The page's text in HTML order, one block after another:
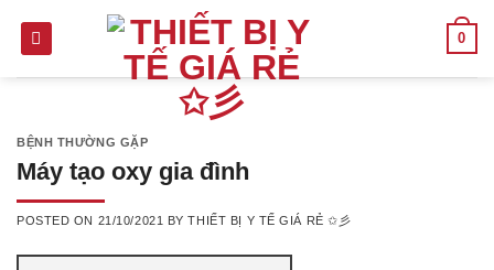
0
BỆNH THƯỜNG GẶP
Máy tạo oxy gia đình
POSTED ON 21/10/2021 BYTHIẾT BỊ Y TẾ GIÁ RẺ ✩彡